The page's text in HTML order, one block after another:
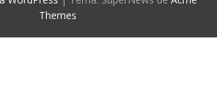
Themes